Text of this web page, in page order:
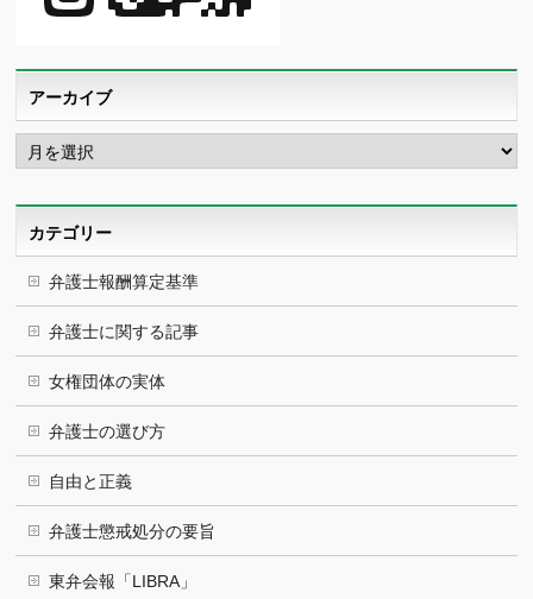
アーカイブ
ア
ー
カ
カテゴリー
弁護士報酬算定基準
弁護士に関する記事
女権団体の実体
弁護士の選び方
自由と正義
弁護士懲戒処分の要旨
東弁会報「LIBRA」